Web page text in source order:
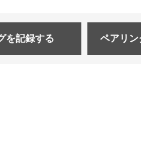
を記録する ペアリン